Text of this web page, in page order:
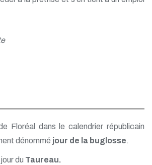
Floréal dans le calendrier républicain
dénommé jour de la buglosse.
du Taureau.